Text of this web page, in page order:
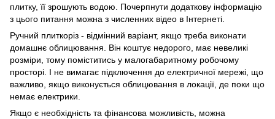
плитку, її зрошують водою. Почерпнути додаткову інформацію
з цього питання можна з численних відео в Інтернеті.
Ручний плиткоріз - відмінний варіант, якщо треба виконати
домашнє облицювання. Він коштує недорого, має невеликі
розміри, тому поміститись у малогабаритному робочому
просторі. І не вимагає підключення до електричної мережі, що
важливо, якщо виконується облицювання в локації, де поки що
немає електрики.
Якщо є необхідність та фінансова можливість, можна